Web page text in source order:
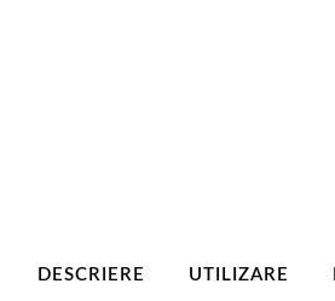
DESCRIERE UTILIZARE